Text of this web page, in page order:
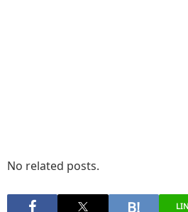
No related posts.